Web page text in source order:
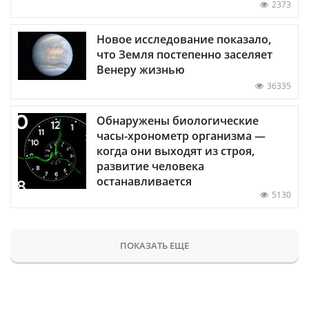
2373
Новое исследование показало,
что Земля постепенно заселяет
Венеру жизнью
36335
Обнаружены биологические
часы-хронометр организма —
когда они выходят из строя,
развитие человека
останавливается
5130
ПОКАЗАТЬ ЕЩЕ